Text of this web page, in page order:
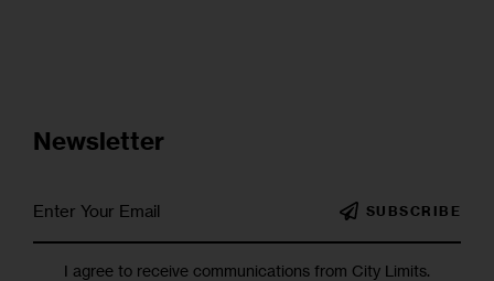
Newsletter
SUBSCRIBE
I agree to receive communications from City Limits.